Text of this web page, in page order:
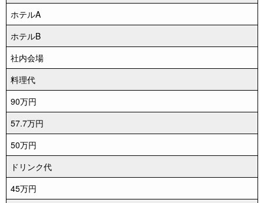
ホテルA
ホテルB
社内会場
料理代
90万円
57.7万円
50万円
ドリンク代
45万円